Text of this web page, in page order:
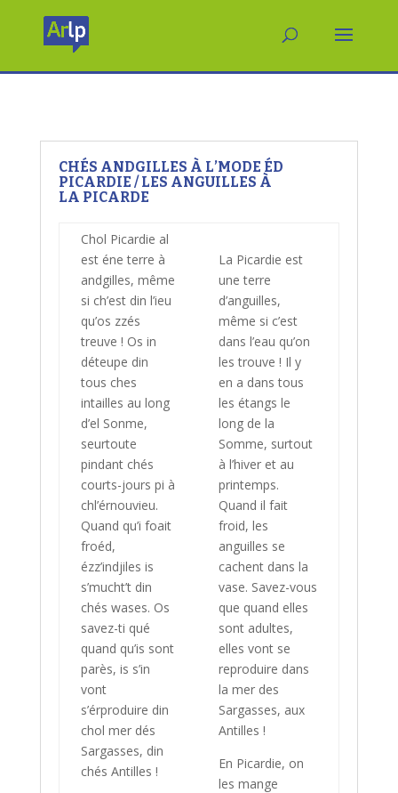
CHÉS ANDGILLES À L’MODE ÉD
PICARDIE / LES ANGUILLES À
LA PICARDE
Chol Picardie al
est éne terre à
andgilles, même
si ch’est din l’ieu
qu’os zzés
treuve ! Os in
déteupe din
tous ches
intailles au long
d’el Sonme,
seurtoute
pindant chés
courts-jours pi à
chl’érnouvieu.
Quand qu’i foait
froéd,
ézz’indjiles is
s’mucht’t din
chés wases. Os
savez-ti qué
quand qu’is sont
parès, is s’in
vont
s’érproduire din
chol mer dés
Sargasses, din
chés Antilles !
La Picardie est
une terre
d’anguilles,
même si c’est
dans l’eau qu’on
les trouve ! Il y
en a dans tous
les étangs le
long de la
Somme, surtout
à l’hiver et au
printemps.
Quand il fait
froid, les
anguilles se
cachent dans la
vase. Savez-vous
que quand elles
sont adultes,
elles vont se
reproduire dans
la mer des
Sargasses, aux
Antilles !
En Picardie, on
les mange